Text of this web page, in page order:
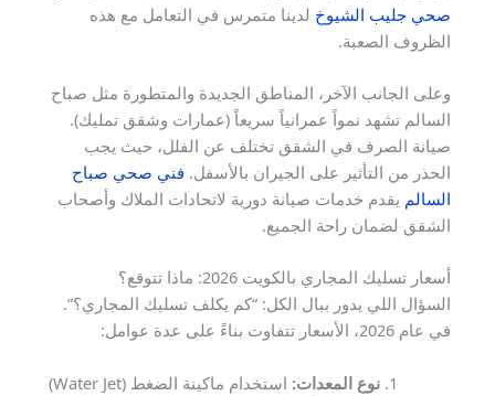
صحي جليب الشيوخ لدينا متمرس في التعامل مع هذه
الظروف الصعبة.
وعلى الجانب الآخر، المناطق الجديدة والمتطورة مثل صباح
السالم تشهد نمواً عمرانياً سريعاً (عمارات وشقق تمليك).
صيانة الصرف في الشقق تختلف عن الفلل، حيث يجب
الحذر من التأثير على الجيران بالأسفل. فني صحي صباح
السالم يقدم خدمات صيانة دورية لاتحادات الملاك وأصحاب
الشقق لضمان راحة الجميع.
أسعار تسليك المجاري بالكويت 2026: ماذا تتوقع؟
السؤال اللي يدور ببال الكل: “كم يكلف تسليك المجاري؟”.
في عام 2026، الأسعار تتفاوت بناءً على عدة عوامل:
نوع المعدات:
استخدام ماكينة الضغط (Water Jet)